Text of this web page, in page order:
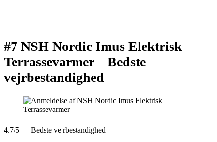
#7 NSH Nordic Imus Elektrisk
Terrassevarmer –Bedste
vejrbestandighed
4.7/5 — Bedste vejrbestandighed